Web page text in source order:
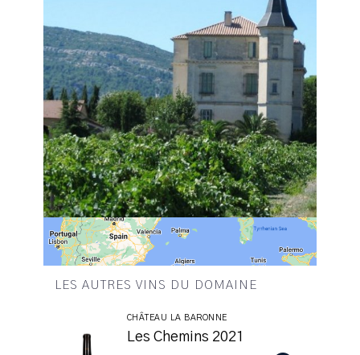
LES AUTRES VINS DU DOMAINE
CHÂTEAU LA BARONNE
Les Chemins 2021